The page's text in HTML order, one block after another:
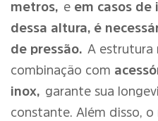
metros, e em casos de
dessa altura, é
de pressão. A estrutura
combinação com
inox, garante sua
constante. Além disso,